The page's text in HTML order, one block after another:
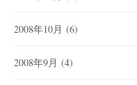
2008年10月 (6)
2008年9月 (4)